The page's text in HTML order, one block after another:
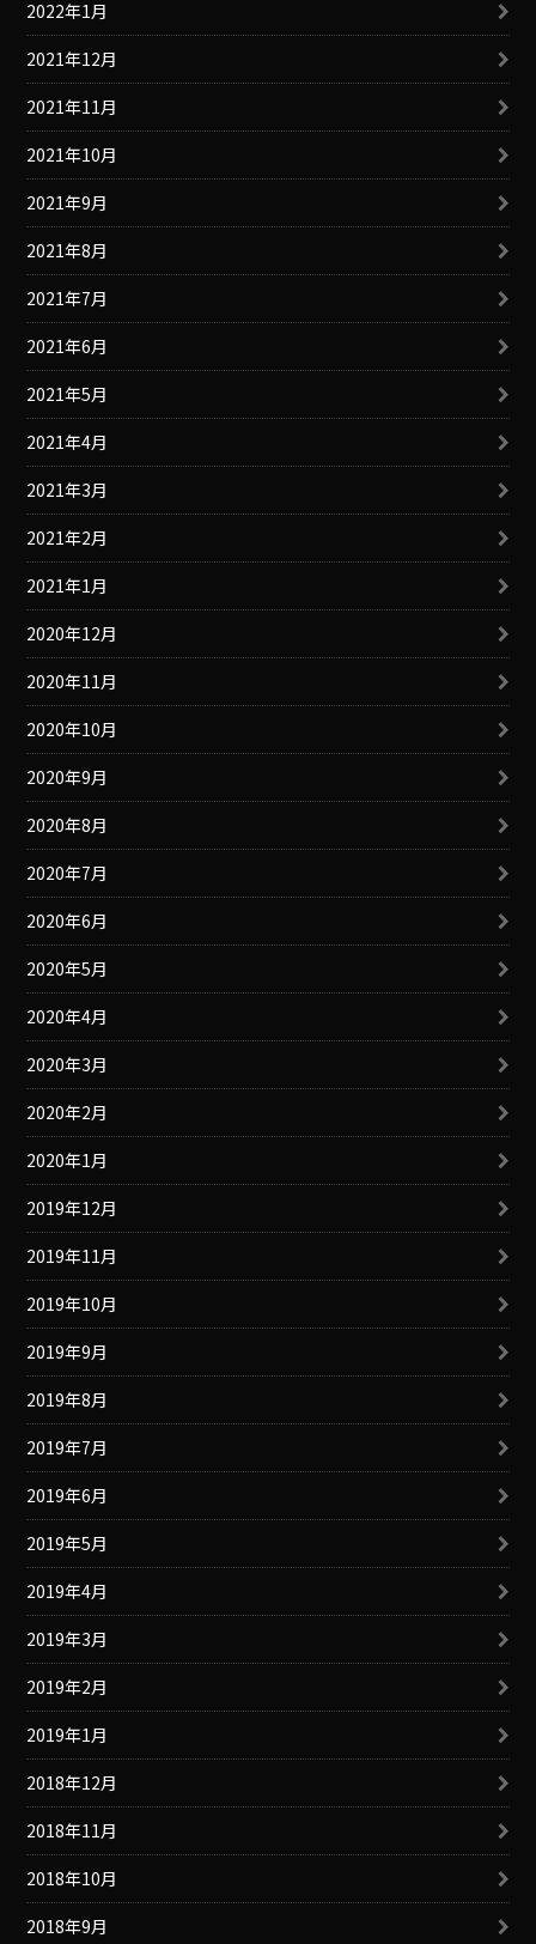
2022年1月
2021年12月
2021年11月
2021年10月
2021年9月
2021年8月
2021年7月
2021年6月
2021年5月
2021年4月
2021年3月
2021年2月
2021年1月
2020年12月
2020年11月
2020年10月
2020年9月
2020年8月
2020年7月
2020年6月
2020年5月
2020年4月
2020年3月
2020年2月
2020年1月
2019年12月
2019年11月
2019年10月
2019年9月
2019年8月
2019年7月
2019年6月
2019年5月
2019年4月
2019年3月
2019年2月
2019年1月
2018年12月
2018年11月
2018年10月
2018年9月